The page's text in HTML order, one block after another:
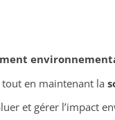
tout en maintenant la
et gérer l’impact